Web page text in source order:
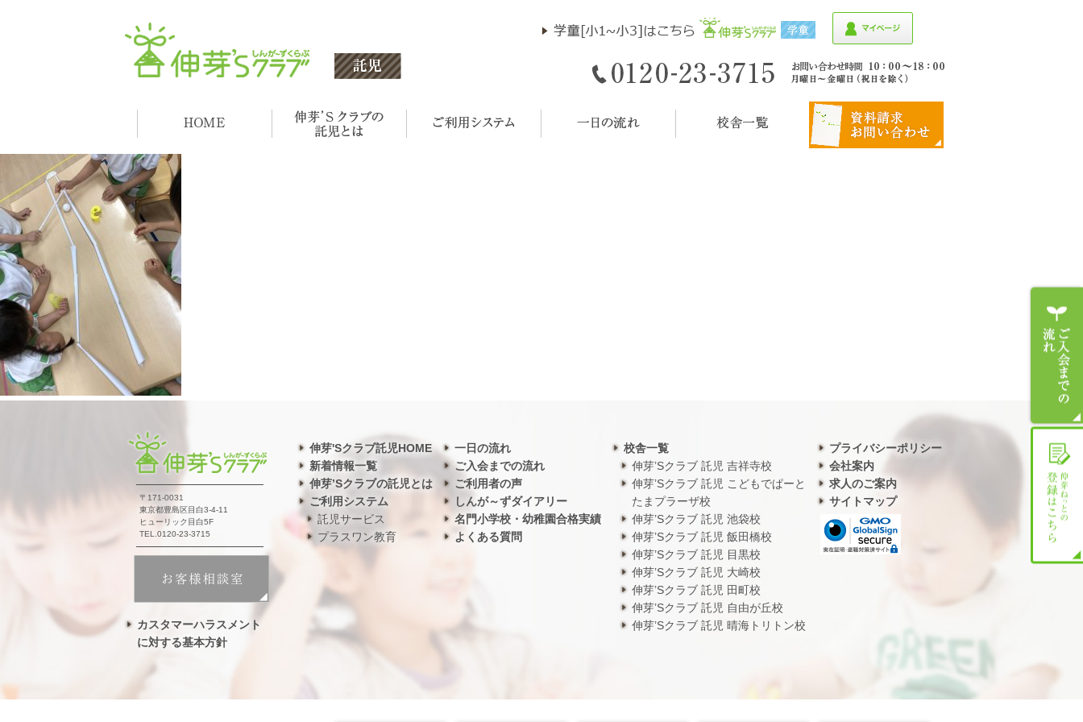
〒171-0031
東京都豊島区目白3-4-11
ヒューリック目白5F
TEL.0120-23-3715
カスタマーハラスメント
に対する基本方針
伸芽'Sクラブ託児HOME
新着情報一覧
伸芽’Sクラブの託児とは
ご利用システム
託児サービス
プラスワン教育
一日の流れ
ご入会までの流れ
ご利用者の声
しんが～ずダイアリー
名門小学校・幼稚園合格実績
よくある質問
校舎一覧
伸芽’Sクラブ 託児 吉祥寺校
伸芽’Sクラブ 託児 こどもでぱーと
たまプラーザ校
伸芽’Sクラブ 託児 池袋校
伸芽’Sクラブ 託児 飯田橋校
伸芽’Sクラブ 託児 目黒校
伸芽’Sクラブ 託児 大崎校
伸芽’Sクラブ 託児 田町校
伸芽’Sクラブ 託児 自由が丘校
伸芽’Sクラブ 託児 晴海トリトン校
プライバシーポリシー
会社案内
求人のご案内
サイトマップ